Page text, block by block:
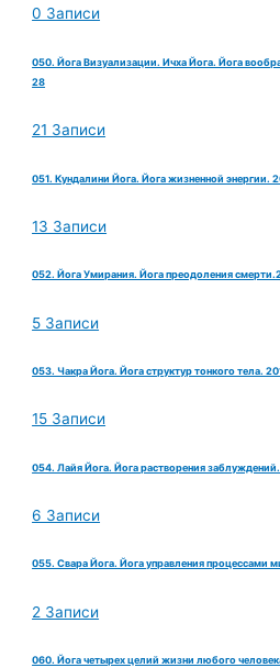
0 Записи
050. Йога Визуализации. Ичха Йога. Йога
28
21 Записи
051. Кундалини Йога. Йога жизненной энергии.
13 Записи
052. Йога Умирания. Йога преодоления
5 Записи
053. Чакра Йога. Йога структур тонкого тела.
15 Записи
054. Лайя Йога. Йога растворения
6 Записи
055. Свара Йога. Йога управления процессами
2 Записи
060. Йога четырех целий жизни любого